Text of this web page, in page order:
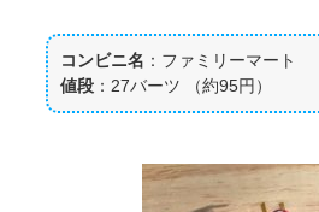
コンビニ名 ：ファミリーマート
値段 ：27バーツ （約95円）